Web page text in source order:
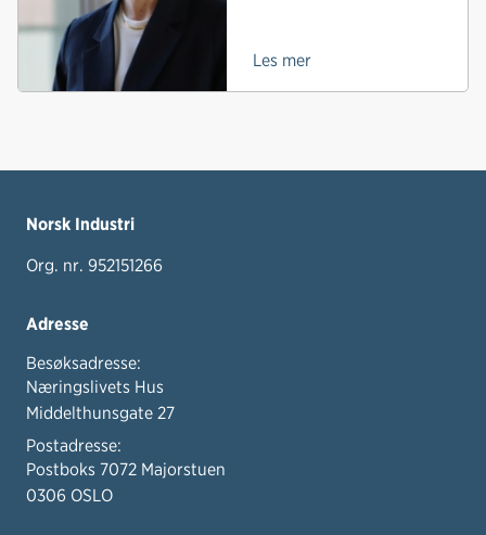
Les mer
Norsk Industri
Org. nr. 952151266
Adresse
Besøksadresse:
Næringslivets Hus
Middelthunsgate 27
Postadresse:
Postboks 7072 Majorstuen
0306 OSLO